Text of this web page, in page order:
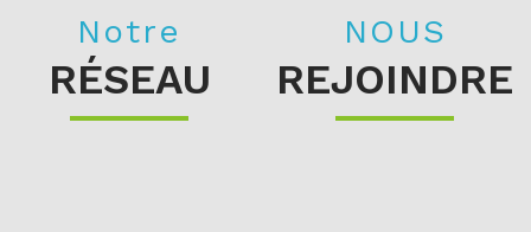
Notre
RÉSEAU
NOUS
REJOINDRE